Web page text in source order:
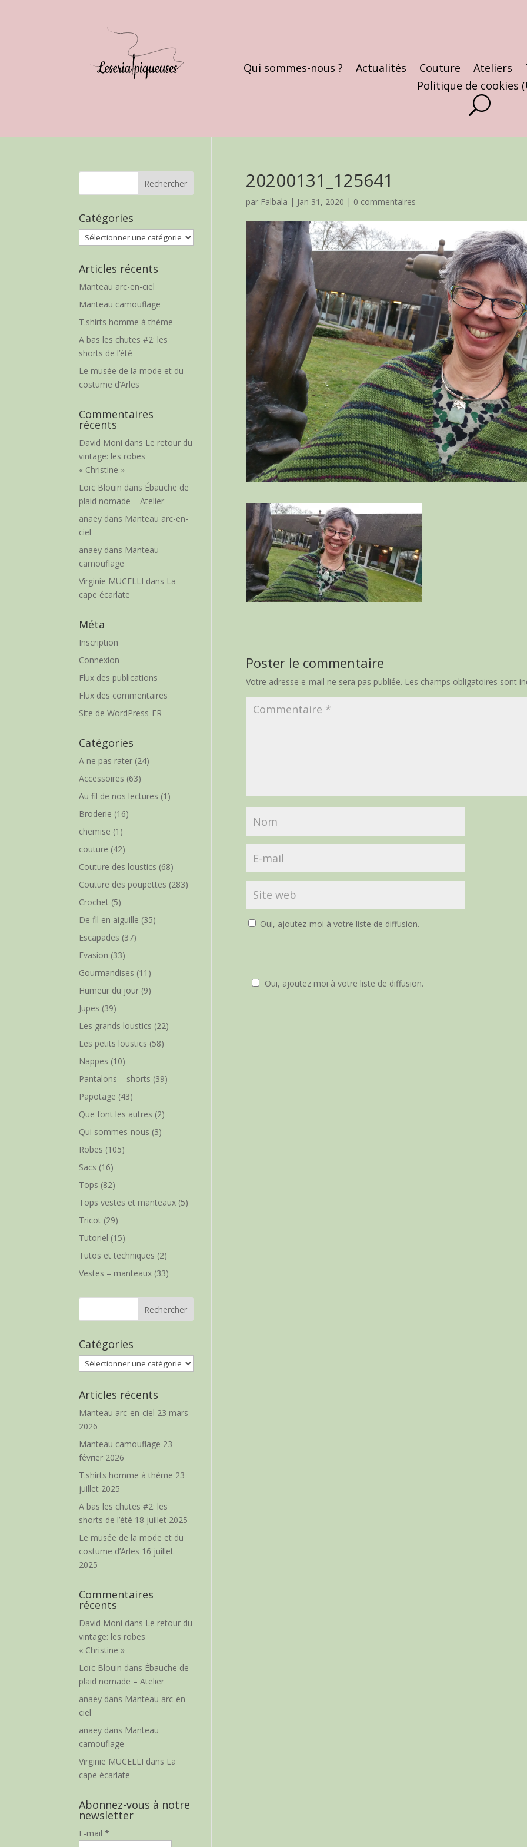
Qui sommes-nous ? Actualités Couture Ateliers
Politique de cookies
20200131_125641
par Falbala | Jan 31, 2020 | 0 commentaires
Poster le commentaire
Votre adresse e-mail ne sera pas publiée. Les champs obligatoires sont
Oui, ajoutez-moi à votre liste de diffusion.
Oui, ajoutez moi à votre liste de diffusion.
Catégories
Catégories
Articles récents
Manteau arc-en-ciel
Manteau camouflage
T.shirts homme à thème
A bas les chutes #2: les
shorts de l’été
Le musée de la mode et du
costume d’Arles
Commentaires
récents
David Moni dans Le retour du
vintage: les robes
« Christine »
Loïc Blouin dans Ébauche de
plaid nomade – Atelier
anaey dans Manteau arc-en-
ciel
anaey dans Manteau
camouflage
Virginie MUCELLI dans La
cape écarlate
Méta
Inscription
Connexion
Flux des publications
Flux des commentaires
Site de WordPress-FR
Catégories
A ne pas rater (24)
Accessoires (63)
Au fil de nos lectures (1)
Broderie (16)
chemise (1)
couture (42)
Couture des loustics (68)
Couture des poupettes (283)
Crochet (5)
De fil en aiguille (35)
Escapades (37)
Evasion (33)
Gourmandises (11)
Humeur du jour (9)
Jupes (39)
Les grands loustics (22)
Les petits loustics (58)
Nappes (10)
Pantalons – shorts (39)
Papotage (43)
Que font les autres (2)
Qui sommes-nous (3)
Robes (105)
Sacs (16)
Tops (82)
Tops vestes et manteaux (5)
Tricot (29)
Tutoriel (15)
Tutos et techniques (2)
Vestes – manteaux (33)
Catégories
Catégories
Articles récents
Manteau arc-en-ciel 23 mars
2026
Manteau camouflage 23
février 2026
T.shirts homme à thème 23
juillet 2025
A bas les chutes #2: les
shorts de l’été 18 juillet 2025
Le musée de la mode et du
costume d’Arles 16 juillet
2025
Commentaires
récents
David Moni dans Le retour du
vintage: les robes
« Christine »
Loïc Blouin dans Ébauche de
plaid nomade – Atelier
anaey dans Manteau arc-en-
ciel
anaey dans Manteau
camouflage
Virginie MUCELLI dans La
cape écarlate
Abonnez-vous à notre
newsletter
E-mail*